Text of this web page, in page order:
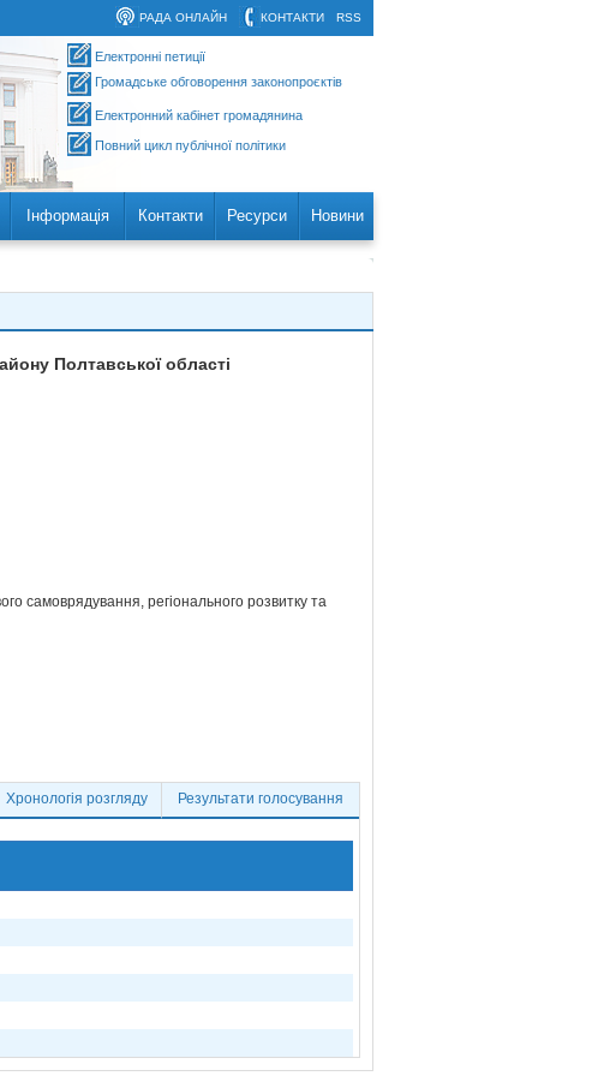
RSS
КОНТАКТИ
РАДА ОНЛАЙН
Електронні петиції
Громадське обговорення законопроєктів
Електронний кабінет громадянина
Повний цикл публічної політики
Інформація Контакти Ресурси Новини
Полтавської області
самоврядування, регіонального розвитку та
Хронологія розгляду Результати голосування